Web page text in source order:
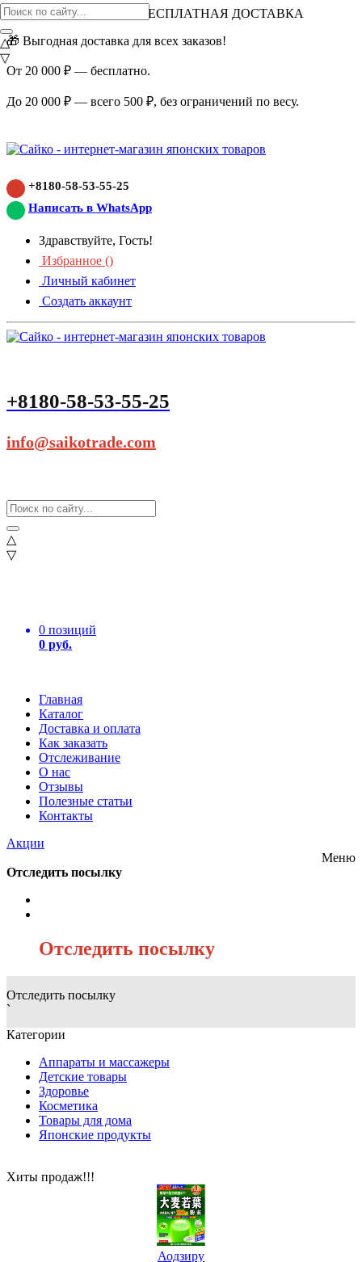
ВНИМАНИЕ АКЦИЯ!
БЕСПЛАТНАЯ ДОСТАВКА
🎁 Выгодная доставка для всех заказов!
От 20 000 ₽ — бесплатно.
До 20 000 ₽ — всего 500 ₽, без ограничений по весу.
+8180-58-53-55-25
Написать в WhatsApp
Здравствуйте, Гость!
Избранное ()
Личный кабинет
Создать аккаунт
+8180-58-53-55-25
info@saikotrade.com
△
▽
0 позиций
0 руб.
Главная
Каталог
Доставка и оплата
Как заказать
Отслеживание
О нас
Отзывы
Полезные статьи
Контакты
Акции
△
▽
Меню
Отследить посылку
Отследить посылку
Отследить посылку
`
Категории
Аппараты и массажеры
Детские товары
Здоровье
Косметика
Товары для дома
Японские продукты
Хиты продаж!!!
Аодзиру